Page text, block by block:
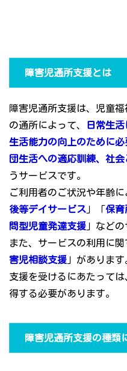
障害児通所支援とは
障害児通所支援は、児童
の通所によって、
日常生
生活能力の向上のために
団生活への適応訓練、社
うサービスです。
ご利用者のご状況や年齢に
後等デイサービス 」「保育
問型児童発達支援 」など
また、サービスの利用に
害児相談支援 」があります
支援を受けるにあたって
得する必要があります。
障害児通所支援の種類